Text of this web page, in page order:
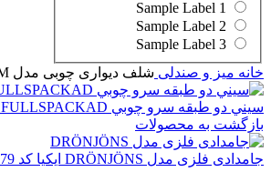
خانه میز و صندلی شلف دیواری چوبی مدل BEKVÄM ایکیا کد 20487175
سيني دو طبقه سرو چوبي FULLSPACKAD ايكيا
بازگشت به محصولات
جامدادی فلزی مدل DRÖNJÖNS ایکیا کد 00494879